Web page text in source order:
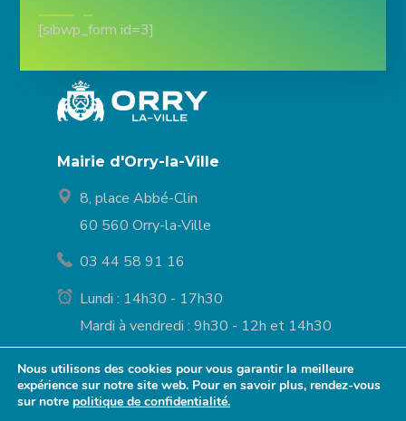
[sibwp_form id=3]
Mairie d'Orry-la-Ville
8, place Abbé-Clin
60 560 Orry-la-Ville
03 44 58 91 16
Lundi : 14h30 - 17h30
Mardi à vendredi : 9h30 - 12h et 14h30
- 17h30
Samedi : 9h30 - 12h
Nous utilisons des cookies pour vous garantir la meilleure
expérience sur notre site web. Pour en savoir plus, rendez-vous
sur notre politique de confidentialité.